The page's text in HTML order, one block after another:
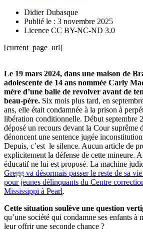
Didier Dubasque
Publié le : 3 novembre 2025
Licence CC BY-NC-ND 3.0
[current_page_url]
Le 19 mars 2024, dans une maison de
adolescente de 14 ans nommée Carly
mère d’une balle de revolver avant de
beau-père. Six mois plus tard, en
ans, elle était condamnée à la prison à
libération conditionnelle. Début septembre
déposé un recours devant la Cour suprême
dénoncent une sentence jugée
Depuis, c’est le silence. Aucun article de
explicitement la défense de cette mineure.
éducatif ne lui est proposé. La machine
Gregg va désormais passer le reste de sa
pour jeunes délinquants du Centre
Mississippi à Pearl.
​Cette situation soulève une question
qu’une société qui condamne ses enfants à
leur offrir une seconde chance ?